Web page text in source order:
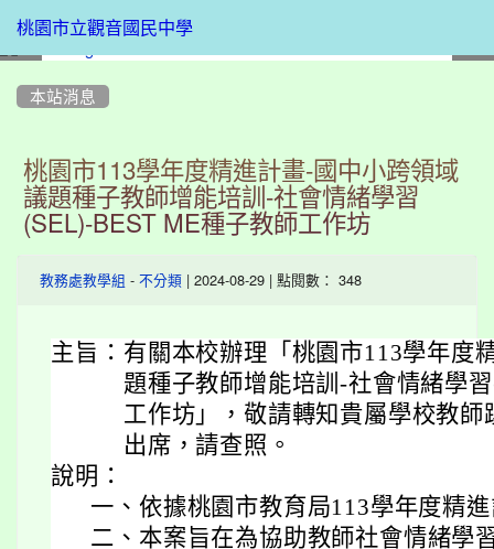
桃園市立觀音國民中學
本站消息
桃園市113學年度精進計畫-國中小跨領域
議題種子教師增能培訓-社會情緒學習
(SEL)-BEST ME種子教師工作坊
教務處教學組 - 不分類 | 2024-08-29 | 點閱數： 348
主旨： 有關本校辦理「桃園市113學年度
題種子教師增能培訓-社會情緒學
工作坊」，敬請轉知貴屬學校教
出席，請查照。
說明：
一、 依據桃園市教育局113學年度精
二、 本案旨在為協助教師社會情緒學